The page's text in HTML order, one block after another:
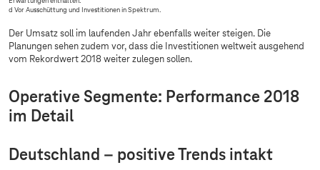
d Vor Ausschüttung und Investitionen in Spektrum.
Der Umsatz soll im laufenden Jahr ebenfalls weiter steigen. Die
Planungen sehen zudem vor, dass die Investitionen weltweit ausgehend
vom Rekordwert 2018 weiter zulegen sollen.
Operative Segmente: Performance 2018
im Detail
Deutschland – positive Trends intakt